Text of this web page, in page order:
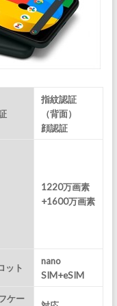
指紋認証
（背面）
顔認証
1220万画素
+1600万画素
ット
nano
SIM+eSIM
ケー